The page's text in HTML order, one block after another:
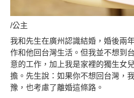
/公主
我和先生在廣州認識結婚，婚後兩
作和他回台灣生活。但我並不想到
意的工作，加上我是家裡的獨生女
擔。先生說：如果你不想回台灣，
豫，也考慮了離婚這條路。